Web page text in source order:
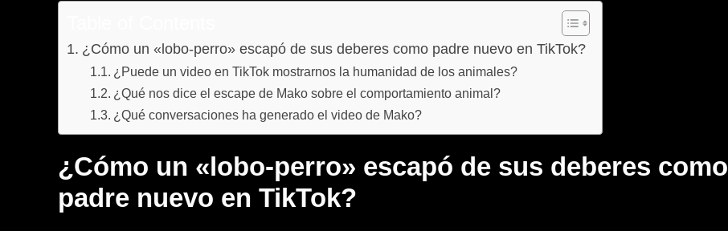
¿Cómo un «lobo-perro» escapó de sus deberes como padre nuevo en TikTok?
¿Puede un video en TikTok mostrarnos la humanidad de los animales?
¿Qué nos dice el escape de Mako sobre el comportamiento animal?
¿Qué conversaciones ha generado el video de Mako?
¿Cómo un «lobo-perro» escapó de sus deberes como
padre nuevo en TikTok?